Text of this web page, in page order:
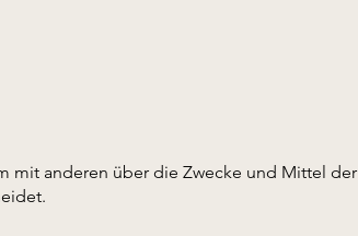
mit anderen über die Zwecke und Mittel der